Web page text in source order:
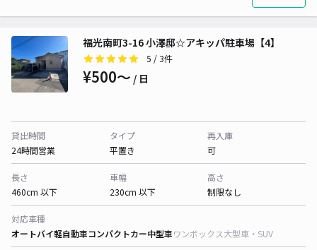
福光南町3-16 小澤邸☆アキッパ駐車場【4】
5 / 3件
¥500〜 / 日
貸出時間
24時間営業
タイプ
平置き
再入庫
可
長さ
460cm 以下
車幅
230cm 以下
高さ
制限なし
対応車種
オートバイ軽自動車コンパクトカー中型車ワンボックス大型車・SUV